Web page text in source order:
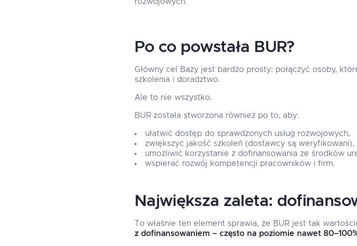
rozwojowych.
Po co powstała BUR?
Główny cel Bazy jest bardzo prosty: połączyć osoby,
szkolenia i doradztwo.
Ale to nie wszystko.
BUR została stworzona również po to, aby:
ułatwić dostęp do sprawdzonych usług rozwojowych,
zwiększyć jakość szkoleń (dostawcy są weryfikowani),
umożliwić korzystanie z dofinansowania ze środków
wspierać rozwój kompetencji pracowników i firm.
Największa zaleta:
To właśnie ten element sprawia, że BUR jest tak
z dofinansowaniem – często na poziomie nawet